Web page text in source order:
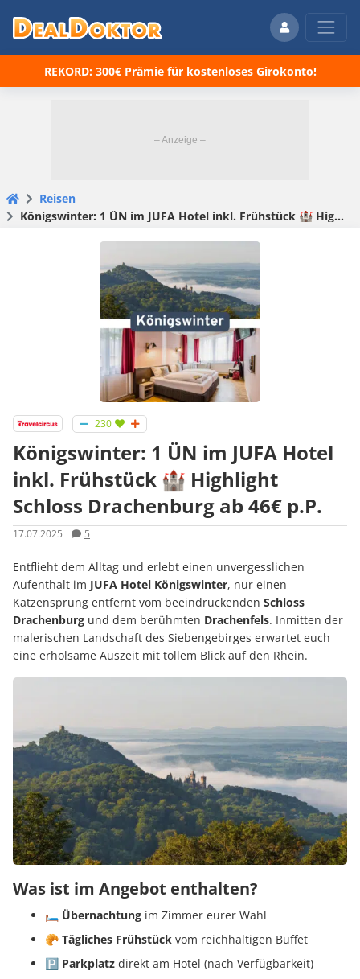
REKORD: 300€ Prämie für kostenloses Girokonto!
Reisen
Königswinter: 1 ÜN im JUFA Hotel inkl. Frühstück 🏰 Highlight Schloss Drachenburg ab 46€ p.P.
230
Königswinter: 1 ÜN im JUFA Hotel
inkl. Frühstück 🏰 Highlight
Schloss Drachenburg ab 46€ p.P.
17.07.2025 5
Entflieht dem Alltag und erlebt einen unvergesslichen
Aufenthalt im JUFA Hotel Königswinter, nur einen
Katzensprung entfernt vom beeindruckenden Schloss
Drachenburg und dem berühmten Drachenfels. Inmitten der
malerischen Landschaft des Siebengebirges erwartet euch
eine erholsame Auszeit mit tollem Blick auf den Rhein.
Was ist im Angebot enthalten?
🛏️ Übernachtung im Zimmer eurer Wahl
🥐 Tägliches Frühstück vom reichhaltigen Buffet
🅿️ Parkplatz direkt am Hotel (nach Verfügbarkeit)